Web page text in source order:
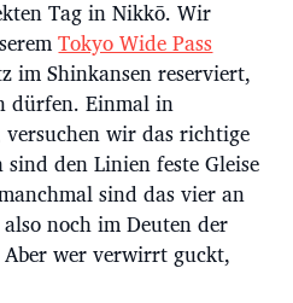
Tag in Nikkō. Wir
Tokyo Wide Pass
im Shinkansen reserviert,
dürfen. Einmal in
wir das richtige
den Linien feste Gleise
sind das vier an
noch im Deuten der
wer verwirrt guckt,